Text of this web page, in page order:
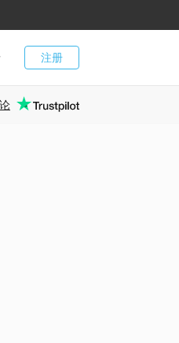
注册